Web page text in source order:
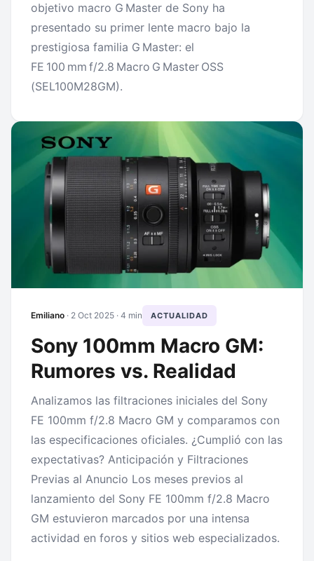
objetivo macro G Master de Sony ha
presentado su primer lente macro bajo la
prestigiosa familia G Master: el
FE 100 mm f/2.8 Macro G Master OSS
(SEL100M28GM).
Emiliano · 2 Oct 2025 · 4 min ACTUALIDAD
Sony 100mm Macro GM:
Rumores vs. Realidad
Analizamos las filtraciones iniciales del Sony
FE 100mm f/2.8 Macro GM y comparamos con
las especificaciones oficiales. ¿Cumplió con las
expectativas? Anticipación y Filtraciones
Previas al Anuncio Los meses previos al
lanzamiento del Sony FE 100mm f/2.8 Macro
GM estuvieron marcados por una intensa
actividad en foros y sitios web especializados.